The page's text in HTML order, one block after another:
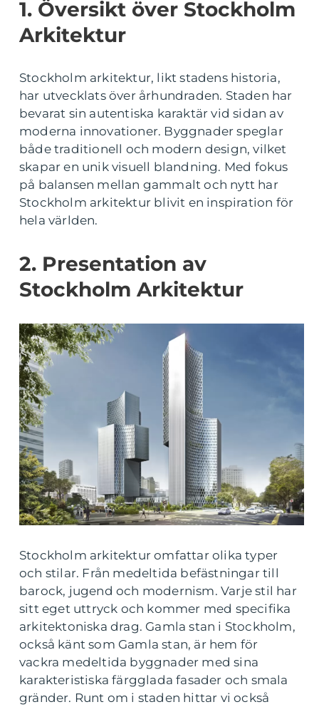
1. Översikt över Stockholm
Arkitektur
Stockholm arkitektur, likt stadens historia,
har utvecklats över århundraden. Staden har
bevarat sin autentiska karaktär vid sidan av
moderna innovationer. Byggnader speglar
både traditionell och modern design, vilket
skapar en unik visuell blandning. Med fokus
på balansen mellan gammalt och nytt har
Stockholm arkitektur blivit en inspiration för
hela världen.
2. Presentation av
Stockholm Arkitektur
Stockholm arkitektur omfattar olika typer
och stilar. Från medeltida befästningar till
barock, jugend och modernism. Varje stil har
sitt eget uttryck och kommer med specifika
arkitektoniska drag. Gamla stan i Stockholm,
också känt som Gamla stan, är hem för
vackra medeltida byggnader med sina
karakteristiska färgglada fasader och smala
gränder. Runt om i staden hittar vi också